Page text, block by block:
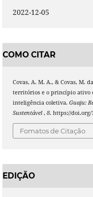
2022-12-05
COMO CITAR
Covas, A. M. A., & Covas, M.
territórios e o princípio ativo
inteligência coletiva. Guaju:
Sustentável, 8. https://doi.org/
Fomatos de Citação
EDIÇÃO